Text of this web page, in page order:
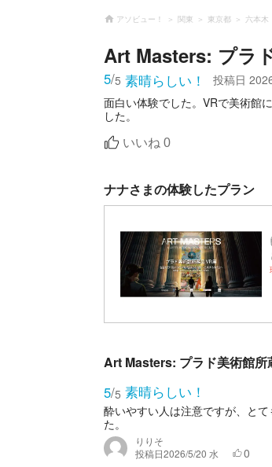
アソビュー！ 関東 東京都 六本木
Art Masters: プラ
5/5 素晴らしい！ 投稿日
面白い体験でした。VRで美術館
した。
いいね 0
ナナさまの体験したプラン
Art Masters: プラド美術館所
5/5 素晴らしい！
酔いやすい人は注意ですが、と
た。
りりそ
投稿日2026/5/20 水 0